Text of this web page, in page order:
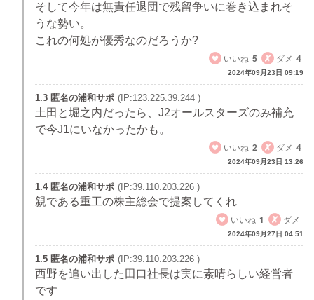
そして今年は無責任退団で残留争いに巻き込まれそ
うな勢い。
これの何処が優秀なのだろうか?
いいね 5 ダメ 4
2024年09月23日 09:19
1.3 匿名の浦和サポ (IP:123.225.39.244 )
土田と堀之内だったら、J2オールスターズのみ補充
で今J1にいなかったかも。
いいね 2 ダメ 4
2024年09月23日 13:26
1.4 匿名の浦和サポ (IP:39.110.203.226 )
親である重工の株主総会で提案してくれ
いいね 1 ダメ
2024年09月27日 04:51
1.5 匿名の浦和サポ (IP:39.110.203.226 )
西野を追い出した田口社長は実に素晴らしい経営者
です